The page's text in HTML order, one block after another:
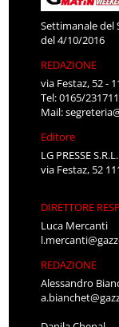
Settimanale del
del 4/10/2016
REDAZIONE
via Festaz, 52 -
Tel: 0165/
Mail:
Editore
LG PRESSE S.R.L.
via Festaz, 52
DIRETTORE
Luca Mercanti
REDAZIONE
Alessandro